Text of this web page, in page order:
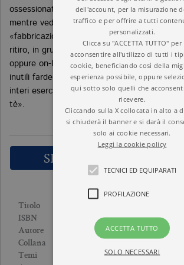
ossessionato. Si affina allora la capacità di
mentre vediamo interrompersi il
«fabbricazioni» abitudinarie della mente.
ritiro, in gruppi periodici o nella vita di ogni
oppure on-line, l’Insight Dialogue aiuta a
inutili fardelli con i quali ci identifichiamo.
interi eserciti di conflitti interiori e li si invita
tè».
SFOGLIA LE PRIME
Titolo MINDFULNESS
ISBN 9788833927596
Autore GREGORY KRAMER
Collana SAGGI
Temi PSICOANALISI E
dell'account, per la misurazione
traffico e per offrire a tutti
personalizzati.
Clicca su "ACCETTA TUTTO" per
acconsentire all'utilizzo di tutti i
cookie, beneficiando così della
esperienza possibile, oppure
qui sotto solo quelli che
ricevere.
Cliccando sulla X collocata in alto a
si chiuderà il banner e si darà il
solo ai cookie necessari.
Leggi la cookie policy
TECNICI ED EQUIPARATI
PROFILAZIONE
ACCETTA TUTTO
SOLO NECESSARI